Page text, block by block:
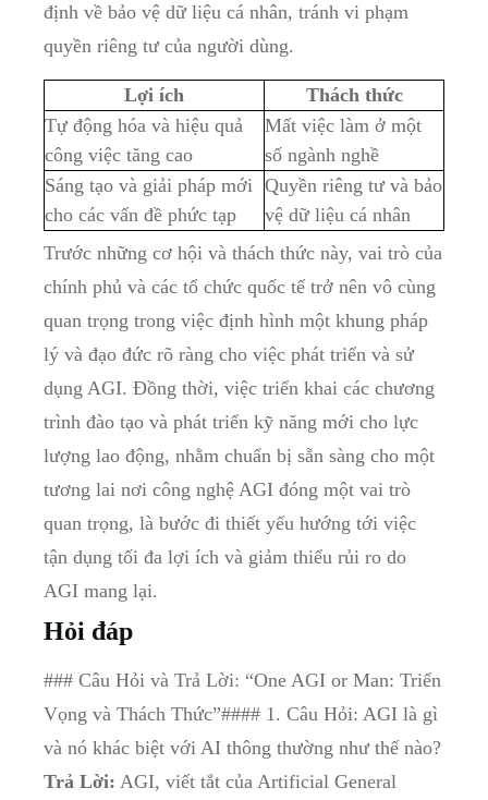
định về bảo vệ dữ liệu cá nhân, tránh vi phạm
quyền riêng tư của người dùng.
Lợi ích
Thách thức
Tự động hóa và hiệu quả
công việc tăng cao
Mất việc làm ở một
số ngành nghề
Sáng tạo và giải pháp mới
cho các vấn đề phức tạp
Quyền riêng tư và bảo
vệ dữ liệu cá nhân
Trước những cơ hội và thách thức này, vai trò của
chính phủ và các tổ chức quốc tế trở nên vô cùng
quan trọng trong việc định hình một khung pháp
lý và đạo đức rõ ràng cho việc phát triển và sử
dụng AGI. Đồng thời, việc triển khai các chương
trình đào tạo và phát triển kỹ năng mới cho lực
lượng lao động, nhằm chuẩn bị sẵn sàng cho một
tương lai nơi công nghệ AGI đóng một vai trò
quan trọng, là bước đi thiết yếu hướng tới việc
tận dụng tối đa lợi ích và giảm thiểu rủi ro do
AGI mang lại.
Hỏi đáp
### Câu Hỏi và Trả Lời: “One AGI or Man: Triển
Vọng và Thách Thức”#### 1. Câu Hỏi: AGI là gì
và nó khác biệt với AI thông thường như thế nào?
Trả Lời: AGI, viết tắt của Artificial General